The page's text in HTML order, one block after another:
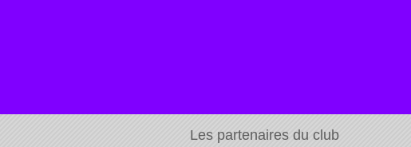
Les partenaires du club